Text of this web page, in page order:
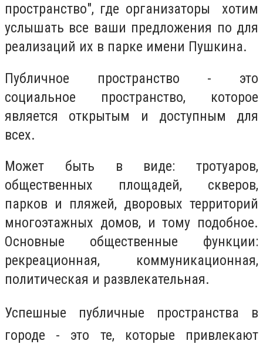
пространство", где организаторы хотим
услышать все ваши предложения по для
реализаций их в парке имени Пушкина.
Публичное пространство - это
социальное пространство, которое
является открытым и доступным для
всех.
Может быть в виде: тротуаров,
общественных площадей, скверов,
парков и пляжей, дворовых территорий
многоэтажных домов, и тому подобное.
Основные общественные функции:
рекреационная, коммуникационная,
политическая и развлекательная.
Успешные публичные пространства в
городе - это те, которые привлекают